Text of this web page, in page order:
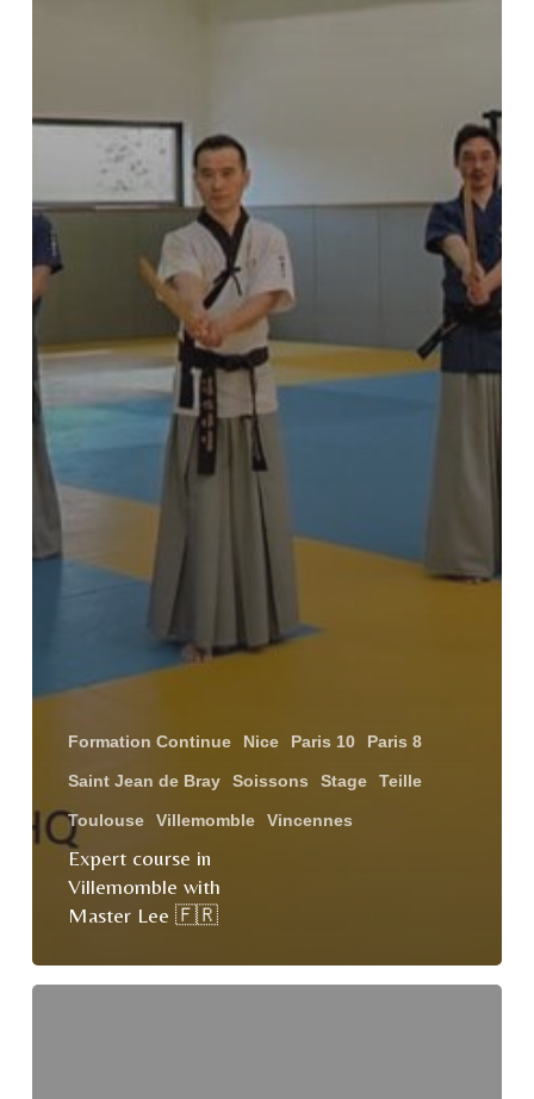
Formation Continue Nice Paris 10 Paris 8
Saint Jean de Bray Soissons Stage Teille
Toulouse Villemomble Vincennes
Expert course in
Villemomble with
Master Lee 🇫🇷